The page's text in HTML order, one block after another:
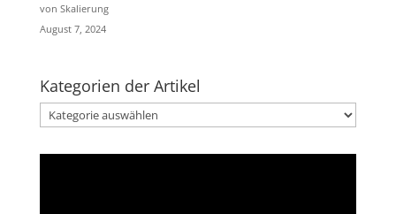
von Skalierung
August 7, 2024
Kategorien der Artikel
Kategorien
der
Artikel